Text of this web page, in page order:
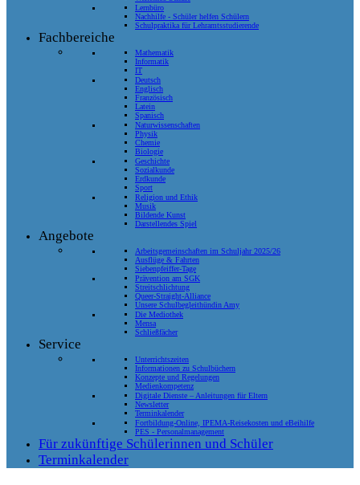
Lernbüro
Nachhilfe - Schüler helfen Schülern
Schulpraktika für Lehramtsstudierende
Fachbereiche
Mathematik
Informatik
IT
Deutsch
Englisch
Französisch
Latein
Spanisch
Naturwissenschaften
Physik
Chemie
Biologie
Geschichte
Sozialkunde
Erdkunde
Sport
Religion und Ethik
Musik
Bildende Kunst
Darstellendes Spiel
Angebote
Arbeitsgemeinschaften im Schuljahr 2025/26
Ausflüge & Fahrten
Siebenpfeiffer-Tage
Prävention am SGK
Streitschlichtung
Queer-Straight-Alliance
Unsere Schulbegleithündin Amy
Die Mediothek
Mensa
Schließfächer
Service
Unterrichtszeiten
Informationen zu Schulbüchern
Konzepte und Regelungen
Medienkompetenz
Digitale Dienste – Anleitungen für Eltern
Newsletter
Terminkalender
Fortbildung-Online, IPEMA-Reisekosten und eBeihilfe
PES - Personalmanagement
Für zukünftige Schülerinnen und Schüler
Terminkalender